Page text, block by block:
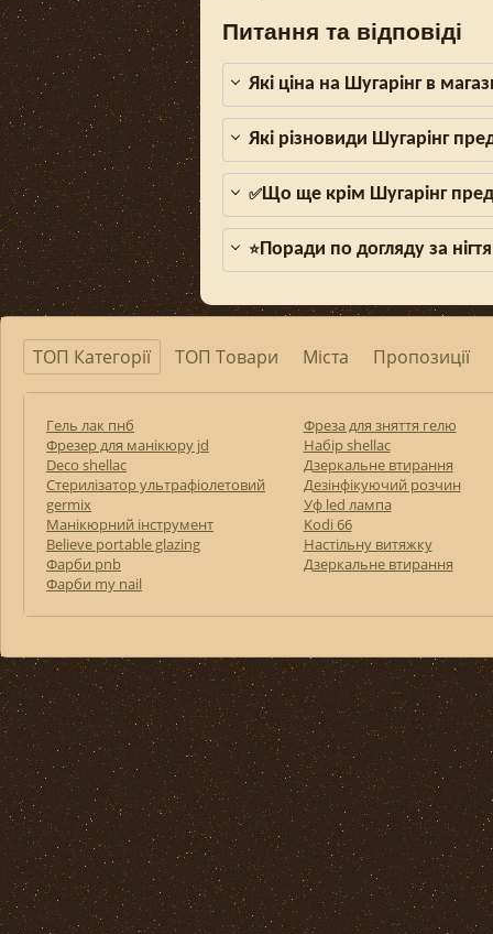
Питання та відповіді
Які ціна на Шугарінг в
Які різновиди Шугарінг
✅Що ще крім Шугарінг
⭐Поради по догляду за
ТОП Категорії ТОП Товари Міста Пропозиції
Гель лак пнб
Фрезер для манікюру jd
Deco shellac
Стерилізатор ультрафіолетовий
germix
Манікюрний інструмент
Believe portable glazing
Фарби pnb
Фарби my nail
Фреза для зняття гелю
Набір shellac
Дзеркальне втирання
Дезінфікуючий розчин
Уф led лампа
Kodi 66
Настільну витяжку
Дзеркальне втирання